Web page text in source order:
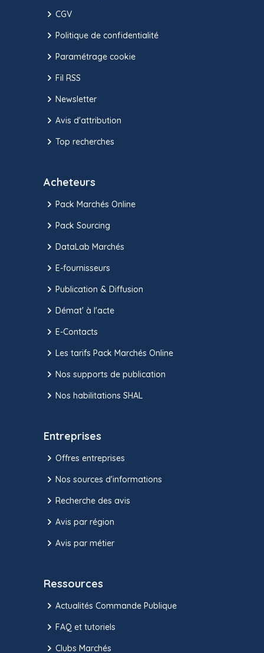
CGV
Politique de confidentialité
Paramétrage cookie
Fil RSS
Newsletter
Avis d'attribution
Top recherches
Acheteurs
Pack Marchés Online
Pack Sourcing
DataLab Marchés
E-fournisseurs
Publication & Diffusion
Démat' à l'acte
E-Contacts
Les tarifs Pack Marchés Online
Nos supports de publication
Nos habilitations SHAL
Entreprises
Offres entreprises
Nos sources d'informations
Recherche des avis
Avis par région
Avis par métier
Ressources
Actualités Commande Publique
FAQ et tutoriels
Clubs Marchés